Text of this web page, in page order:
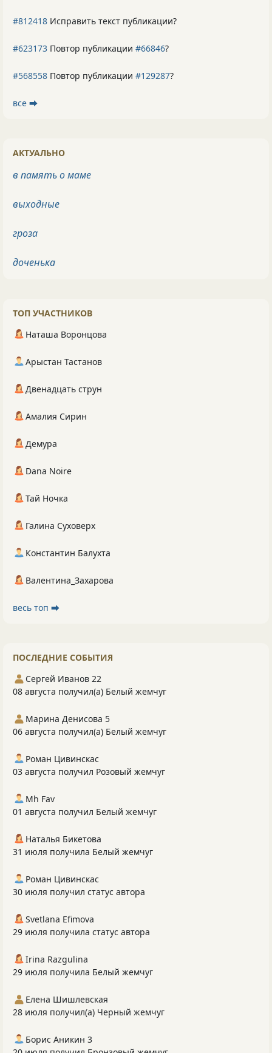
#812418 Исправить текст публикации?
#623173 Повтор публикации #66846?
#568558 Повтор публикации #129287?
все ⮕
АКТУАЛЬНО
в память о маме
выходные
гроза
доченька
ТОП УЧАСТНИКОВ
Наташа Воронцова
Арыстан Тастанов
Двенадцать струн
Амалия Сирин
Демура
Dana Noire
Тай Ночка
Галина Суховерх
Константин Балухта
Валентина_Захарова
весь топ ⮕
ПОСЛЕДНИЕ СОБЫТИЯ
Сергей Иванов 22
08 августа получил(а) Белый жемчуг
Марина Денисова 5
06 августа получил(а) Белый жемчуг
Роман Цивинскас
03 августа получил Розовый жемчуг
Mh Fav
01 августа получил Белый жемчуг
Наталья Бикетова
31 июля получила Белый жемчуг
Роман Цивинскас
30 июля получил статус автора
Svetlana Efimova
29 июля получила статус автора
Irina Razgulina
29 июля получила Белый жемчуг
Елена Шишлевская
28 июля получил(а) Черный жемчуг
Борис Аникин 3